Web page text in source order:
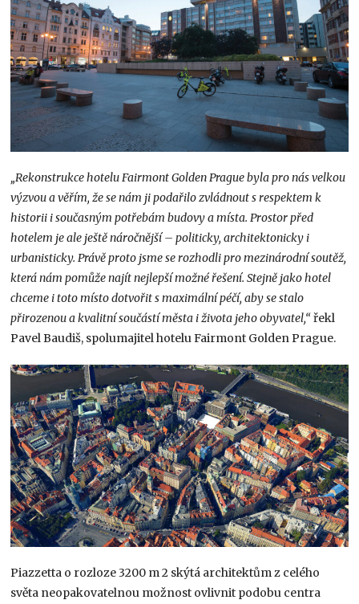
„Rekonstrukce hotelu Fairmont Golden Prague byla pro nás velkou
výzvou a věřím, že se nám ji podařilo zvládnout s respektem k
historii i současným potřebám budovy a místa. Prostor před
hotelem je ale ještě náročnější – politicky, architektonicky i
urbanisticky. Právě proto jsme se rozhodli pro mezinárodní soutěž,
která nám pomůže najít nejlepší možné řešení. Stejně jako hotel
chceme i toto místo dotvořit s maximální péčí, aby se stalo
přirozenou a kvalitní součástí města i života jeho obyvatel,“ řekl
Pavel Baudiš, spolumajitel hotelu Fairmont Golden Prague.
Piazzetta o rozloze 3200 m 2 skýtá architektům z celého
světa neopakovatelnou možnost ovlivnit podobu centra